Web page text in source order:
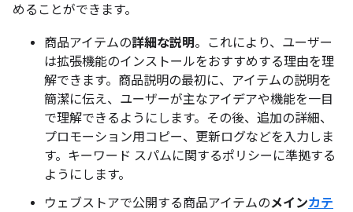
めることができます。
商品アイテムの詳細な説明。これにより、ユーザー
は拡張機能のインストールをおすすめする理由を理
解できます。商品説明の最初に、アイテムの説明を
簡潔に伝え、ユーザーが主なアイデアや機能を一目
で理解できるようにします。その後、追加の詳細、
プロモーション用コピー、更新ログなどを入力しま
す。キーワード スパムに関するポリシーに準拠する
ようにします。
ウェブストアで公開する商品アイテムのメインカテ